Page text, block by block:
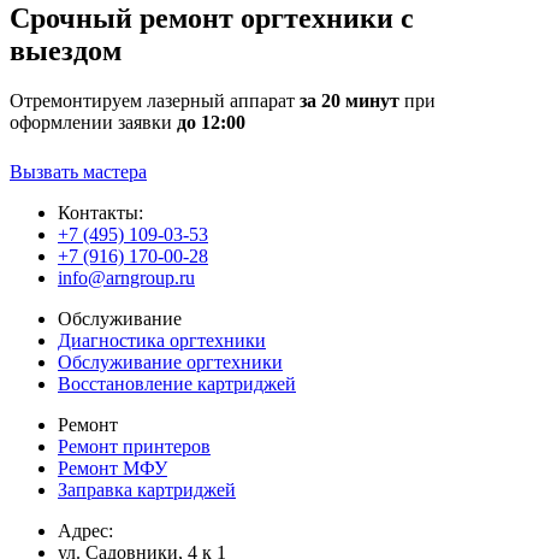
Срочный ремонт оргтехники с
выездом
Отремонтируем лазерный аппарат за 20 минут при
оформлении заявки до 12:00
Вызвать мастера
Контакты:
+7 (495) 109-03-53
+7 (916) 170-00-28
info@arngroup.ru
Обслуживание
Диагностика оргтехники
Обслуживание оргтехники
Восстановление картриджей
Ремонт
Ремонт принтеров
Ремонт МФУ
Заправка картриджей
Адрес:
ул. Садовники, 4 к 1